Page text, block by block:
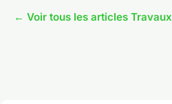
← Voir tous les articles Travaux